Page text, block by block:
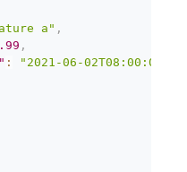
a" ,
,
:
"2021-06-